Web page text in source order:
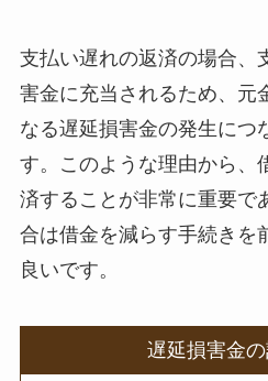
支払い遅れの返済の場合、
害金に充当されるため、元
なる遅延損害金の発生につ
す。このような理由から、
済することが非常に重要で
合は借金を減らす手続きを
良いです。
遅延損害金